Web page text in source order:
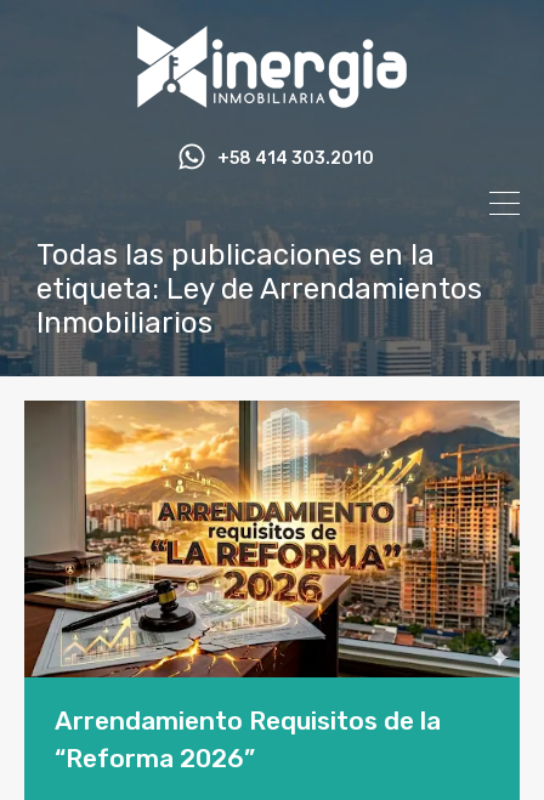
+58 414 303.2010
Todas las publicaciones en la
etiqueta: Ley de Arrendamientos
Inmobiliarios
Arrendamiento Requisitos de la
“Reforma 2026”